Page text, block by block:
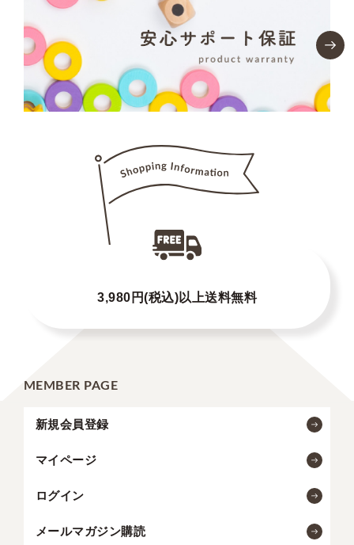
3,980円(税込)以上送料無料
MEMBER PAGE
新規会員登録
マイページ
ログイン
メールマガジン購読